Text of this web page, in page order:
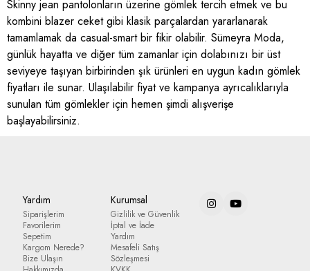
Skinny jean pantolonların üzerine gömlek tercih etmek ve bu
kombini blazer ceket gibi klasik parçalardan yararlanarak
tamamlamak da casual-smart bir fikir olabilir. Sümeyra Moda,
günlük hayatta ve diğer tüm zamanlar için dolabınızı bir üst
seviyeye taşıyan birbirinden şık ürünleri en uygun kadın gömlek
fiyatları ile sunar. Ulaşılabilir fiyat ve kampanya ayrıcalıklarıyla
sunulan tüm gömlekler için hemen şimdi alışverişe
başlayabilirsiniz.
Yardım
Siparişlerim
Favorilerim
Sepetim
Kargom Nerede?
Bize Ulaşın
Kurumsal
Gizlilik ve Güvenlik
İptal ve İade
Yardım
Mesafeli Satış
Sözleşmesi